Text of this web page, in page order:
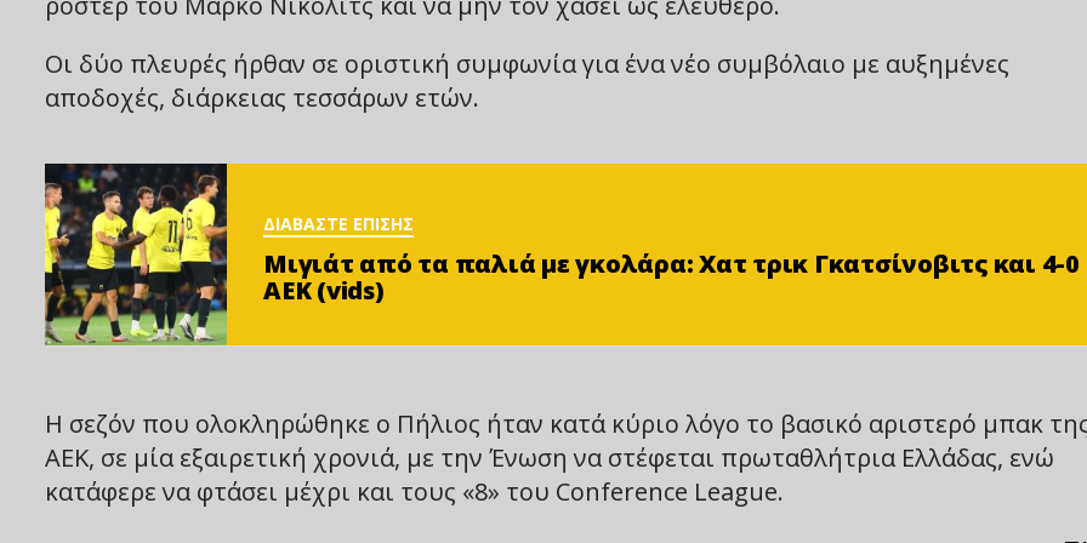
Οι δύο πλευρές ήρθαν σε οριστική συμφωνία για ένα νέο συμβόλαιο με αυξημένες
αποδοχές, διάρκειας τεσσάρων ετών.
ΔΙΑΒΑΣΤΕ ΕΠΙΣΗΣ
Μιγιάτ από τα παλιά με γκολάρα: Χατ τρικ Γκατσίνοβιτς και 4-0
ΑΕΚ (vids)
Η σεζόν που ολοκληρώθηκε ο Πήλιος ήταν κατά κύριο λόγο το βασικό αριστερό μπακ
ΑΕΚ, σε μία εξαιρετική χρονιά, με την Ένωση να στέφεται πρωταθλήτρια Ελλάδας, ενώ
κατάφερε να φτάσει μέχρι και τους «8» του Conference League.